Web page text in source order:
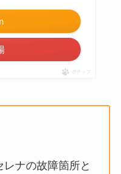
ポチップ
ナの故障箇所と